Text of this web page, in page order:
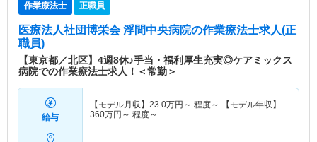
作業療法士 正職員
医療法人社団博栄会 浮間中央病院の作業療法士求人(正
職員)
【東京都／北区】4週8休♪手当・福利厚生充実◎ケアミックス
病院での作業療法士求人！＜常勤＞
給与
【モデル月収】 23.0万円～ 程度～ 【モデル年収】
360万円～ 程度～